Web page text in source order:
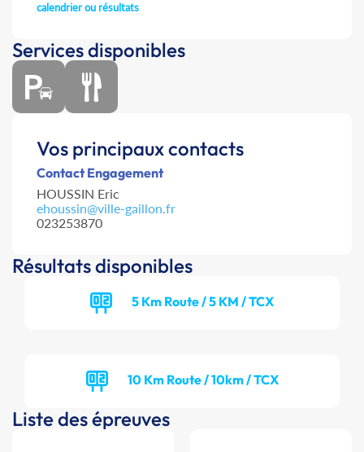
calendrier ou résultats
Services disponibles
Vos principaux contacts
Contact Engagement
HOUSSIN Eric
ehoussin@ville-gaillon.fr
023253870
Résultats disponibles
5 Km Route / 5 KM / TCX
10 Km Route / 10km / TCX
Liste des épreuves